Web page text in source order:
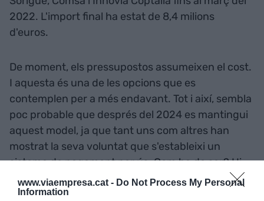
www.viaempresa.cat - Do Not Process My Personal
Information
2022. L'import final ha estat de 8,4 milions
d'euros.
De moment, els pressupostos assumeixen el cost.
I aquesta és una de les opcions que es
contemplen per a més endavant. Tot i així, sembla
poc probable que després del 2024 es mantingui
aquest model, ja que tant uns com altres han
mostrat la seva voluntat que s'estableixi un
sistema de pagament per ús. Com ha de ser? Hi
ha dues opcions: els ja comentats peatges
renovats -fent ús de la tecnologia per instal·lar un